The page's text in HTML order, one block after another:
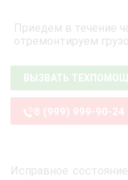
Приедем в течение
отремонтируем
ВЫЗВАТЬ
8 (999) 999-90-24
Исправное